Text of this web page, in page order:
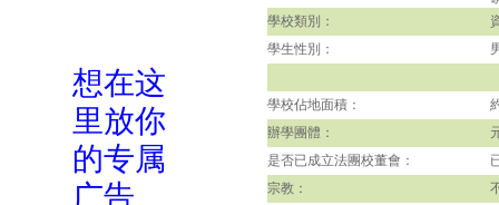
學校類別：
學生性別：
學校佔地面積：
辦學團體：
是否已成立法團校董會：
宗教：